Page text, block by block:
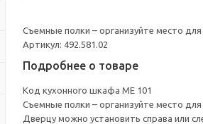
Съемные полки – организуйте место
Артикул: 492.581.02
Подробнее о товаре
Код кухонного шкафа ME 101
Съемные полки – организуйте место
Дверцу можно установить справа или